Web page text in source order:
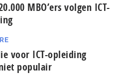
MBO’ers volgen ICT-
voor ICT-opleiding
populair